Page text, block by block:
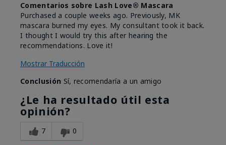
Comentarios sobre Lash Love® Mascara
Purchased a couple weeks ago. Previously, MK
mascara burned my eyes. My consultant took it back.
I thought I would try this after hearing the
recommendations. Love it!
Mostrar Traducción
Conclusión Sí, recomendaría a un amigo
¿Le ha resultado útil esta
opinión?
7 0